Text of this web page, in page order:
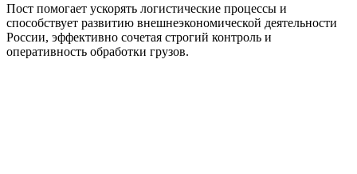
Пост помогает ускорять логистические процессы и
способствует развитию внешнеэкономической деятельности
России, эффективно сочетая строгий контроль и
оперативность обработки грузов.